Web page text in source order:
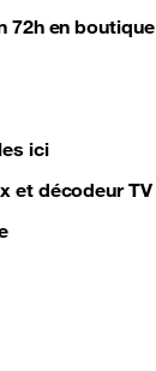
72h en boutique
ici
et décodeur TV